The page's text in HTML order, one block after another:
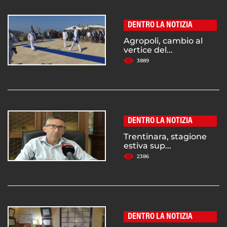
DENTRO LA NOTIZIA
Agropoli, cambio al
vertice del...
3889
DENTRO LA NOTIZIA
Trentinara, stagione
estiva sup...
2386
DENTRO LA NOTIZIA